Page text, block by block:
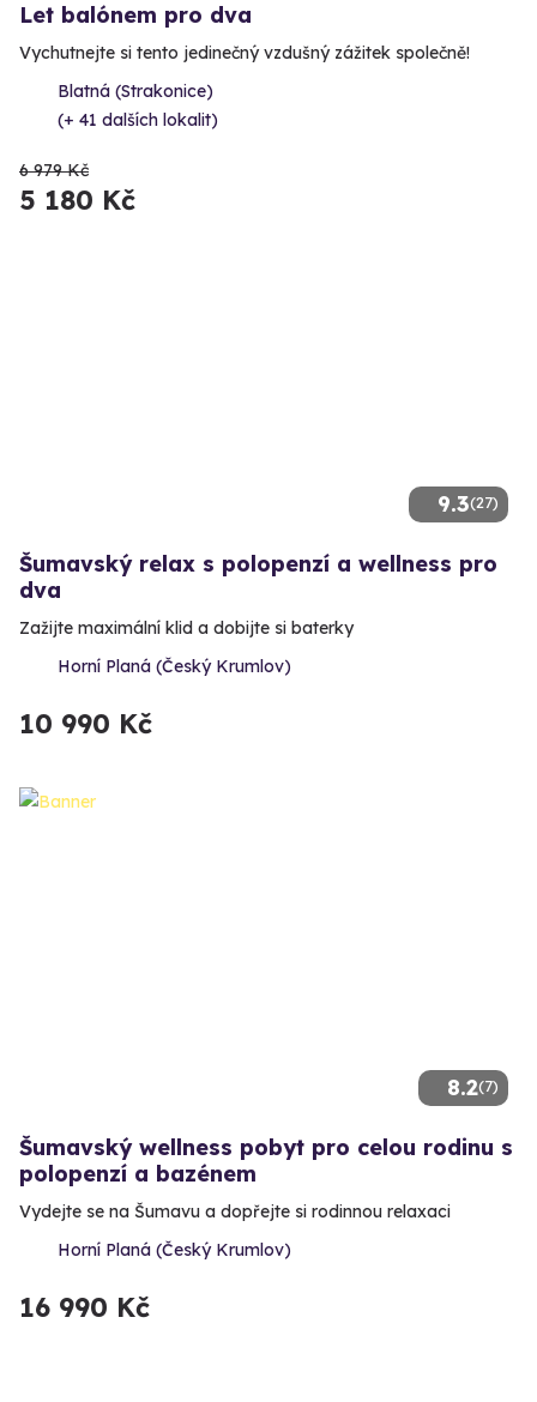
Let balónem pro dva
Vychutnejte si tento jedinečný vzdušný zážitek společně!
Blatná (Strakonice)
(+ 41 dalších lokalit)
6 979 Kč
5 180 Kč
9.3(27)
Šumavský relax s polopenzí a wellness pro
dva
Zažijte maximální klid a dobijte si baterky
Horní Planá (Český Krumlov)
10 990 Kč
8.2(7)
Šumavský wellness pobyt pro celou rodinu s
polopenzí a bazénem
Vydejte se na Šumavu a dopřejte si rodinnou relaxaci
Horní Planá (Český Krumlov)
16 990 Kč